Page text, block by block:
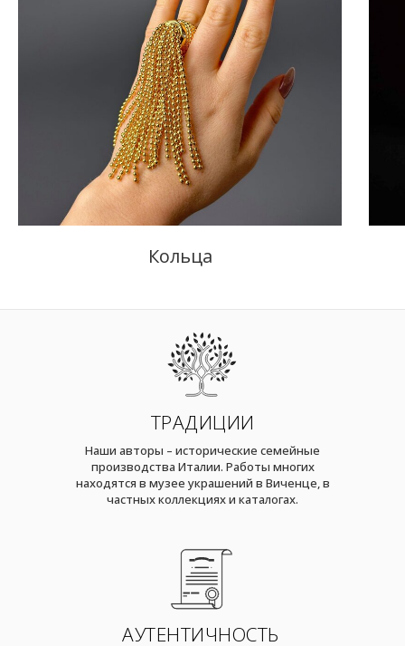
Кольца
ТРАДИЦИИ
Наши авторы – исторические семейные
производства Италии. Работы многих
находятся в музее украшений в Виченце, в
частных коллекциях и каталогах.
АУТЕНТИЧНОСТЬ